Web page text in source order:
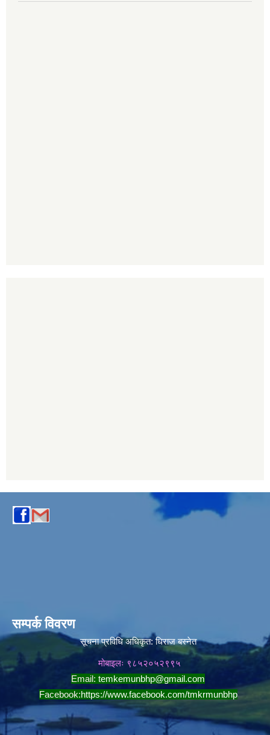
सम्पर्क विवरण
सूचना प्रविधि अधिकृत:धिराज बस्नेत
मोबाइलः ९८५२०५२९९५
Email: temkemunbhp@gmail.com
Facebook:https://www.facebook.com/tmkrmunbhp